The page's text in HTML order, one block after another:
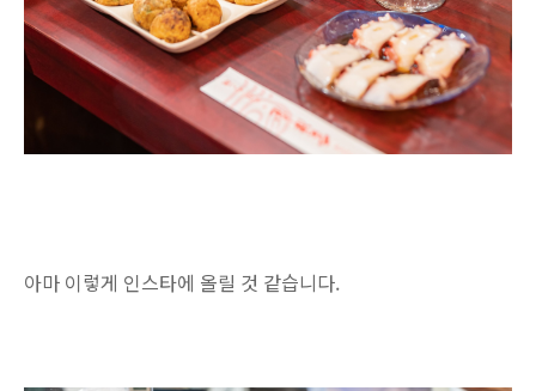
아마 이렇게 인스타에 올릴 것 같습니다.